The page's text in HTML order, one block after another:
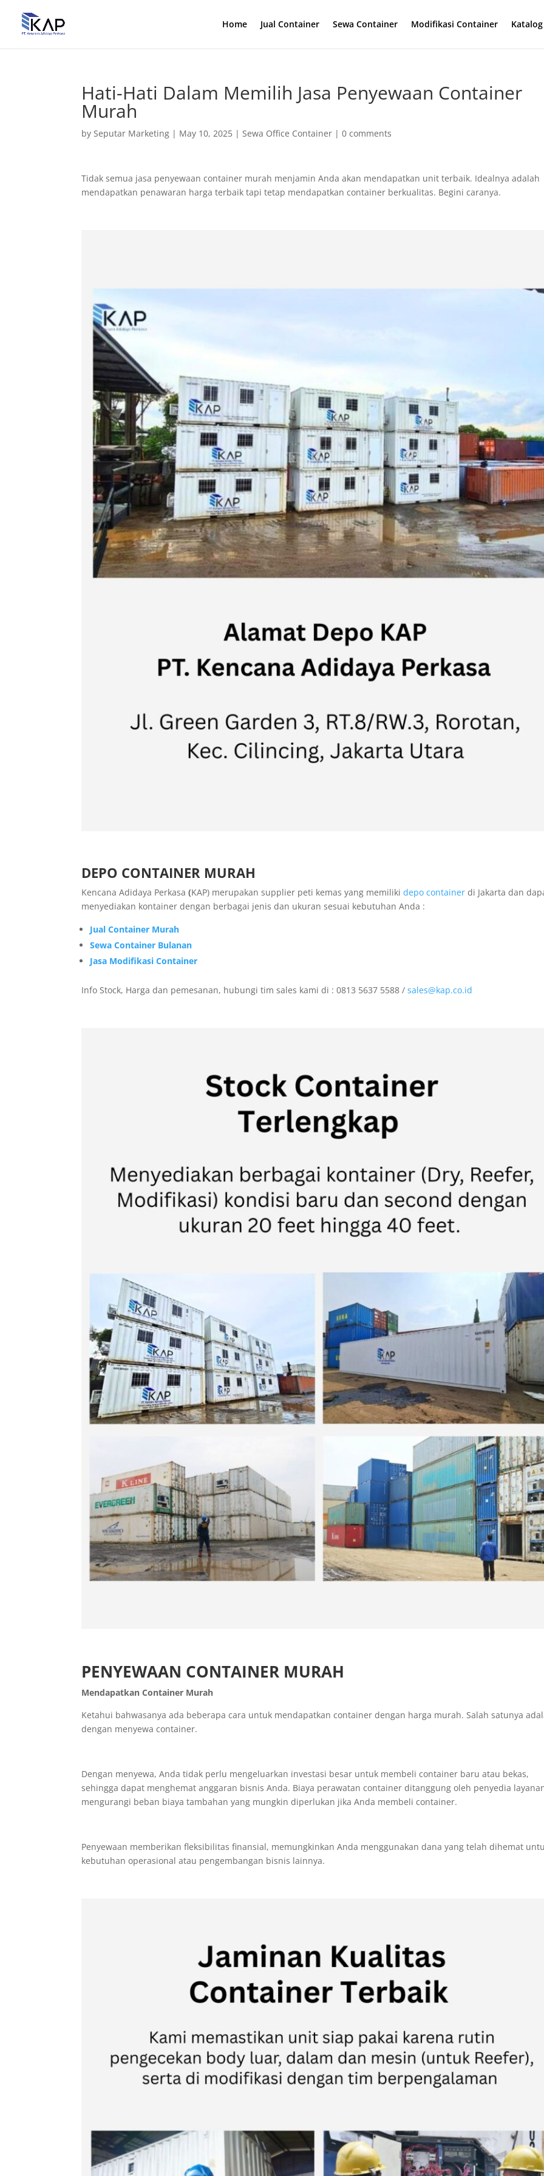
Home Jual Container Sewa Container Modifikasi Container
Hati-Hati Dalam Memilih Jasa Penyewaan Container
Murah
bySeputar Marketing | May 10, 2025 |Sewa Office Container |0 comments
Tidak semua jasa penyewaan container murah menjamin Anda akan mendapatkan unit terbaik. Idealnya adalah
mendapatkan penawaran harga terbaik tapi tetap mendapatkan container berkualitas. Begini caranya.
DEPO CONTAINER MURAH
Kencana Adidaya Perkasa (KAP) merupakan supplier peti kemas yang memilikidepo container di Jakarta dan
menyediakan kontainer dengan berbagai jenis dan ukuran sesuai kebutuhan Anda :
Jual Container Murah
Sewa Container Bulanan
Jasa Modifikasi Container
Info Stock, Harga dan pemesanan, hubungi tim sales kami di : 0813 5637 5588 /sales@kap.co.id
PENYEWAAN CONTAINER MURAH
Mendapatkan Container Murah
Ketahui bahwasanya ada beberapa cara untuk mendapatkan container dengan harga murah. Salah satunya
dengan menyewa container.
Dengan menyewa, Anda tidak perlu mengeluarkan investasi besar untuk membeli container baru atau bekas,
sehingga dapat menghemat anggaran bisnis Anda. Biaya perawatan container ditanggung oleh penyedia
mengurangi beban biaya tambahan yang mungkin diperlukan jika Anda membeli container.
Penyewaan memberikan fleksibilitas finansial, memungkinkan Anda menggunakan dana yang telah dihemat
kebutuhan operasional atau pengembangan bisnis lainnya.